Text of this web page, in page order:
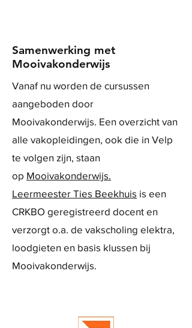
Samenwerking met
Mooivakonderwijs
Vanaf nu worden de cursussen
aangeboden door
Mooivakonderwijs. Een overzicht van
alle vakopleidingen, ook die in Velp
te volgen zijn, staan
op Mooivakonderwijs.
Leermeester Ties Beekhuis is een
CRKBO geregistreerd docent en
verzorgt o.a. de vakscholing elektra,
loodgieten en basis klussen bij
Mooivakonderwijs.